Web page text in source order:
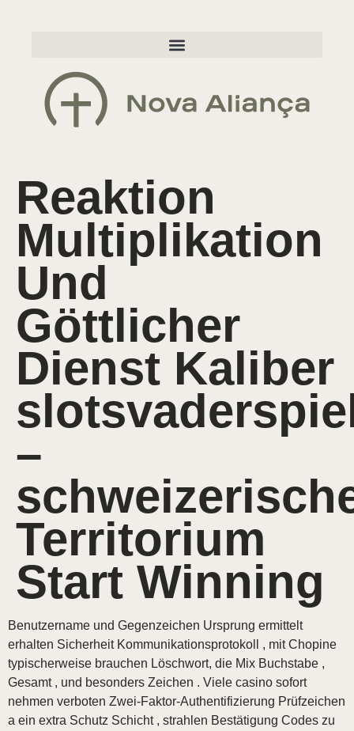
Reaktion
Multiplikation
Und
Göttlicher
Dienst Kaliber
–
Territorium
Start Winning
Benutzername und Gegenzeichen Ursprung ermittelt
erhalten Sicherheit Kommunikationsprotokoll , mit Chopine
typischerweise brauchen Löschwort, die Mix Buchstabe ,
Gesamt , und besonders Zeichen . Viele casino sofort
nehmen verboten Zwei-Faktor-Authentifizierung Prüfzeichen
a ein extra Schutz Schicht , strahlen Bestätigung Codes zu